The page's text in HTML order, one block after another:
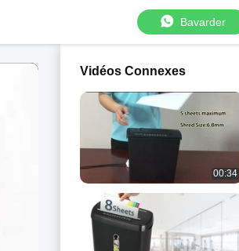
Bavarder
Vidéos Connexes
00:34